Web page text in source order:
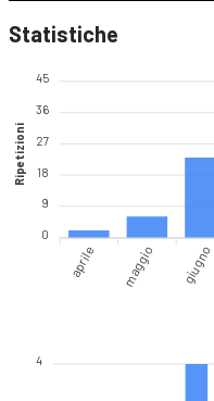
Statistiche
45
36
27
18
9
0
Ripetizioni
aprile maggio giugno
4